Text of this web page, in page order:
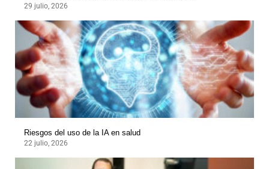
29 julio, 2026
Riesgos del uso de la IA en salud
22 julio, 2026